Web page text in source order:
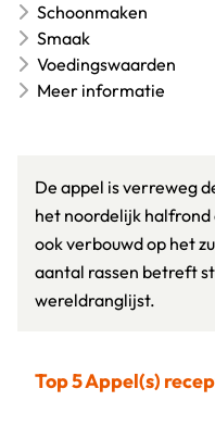
Schoonmaken
Smaak
Voedingswaarden
Meer informatie
De appel is verreweg
het noordelijk
ook verbouwd op het
aantal rassen betreft
wereldranglijst.
Top 5 Appel(s)